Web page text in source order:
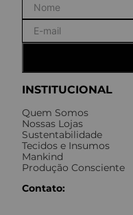
INSTITUCIONAL
Quem Somos
Nossas Lojas
Sustentabilidade
Tecidos e Insumos
Mankind
Produção Consciente
Contato: